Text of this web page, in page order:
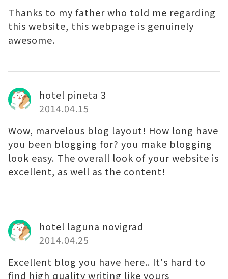
Thanks to my father who told me regarding
this website, this webpage is genuinely
awesome.
hotel pineta 3
2014.04.15
Wow, marvelous blog layout! How long have
you been blogging for? you make blogging
look easy. The overall look of your website is
excellent, as well as the content!
hotel laguna novigrad
2014.04.25
Excellent blog you have here.. It's hard to
find high quality writing like yours